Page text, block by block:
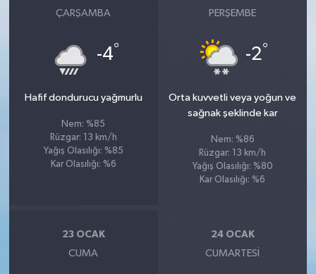
ÇARŞAMBA
-4°
Hafif dondurucu yağmurlu
Nem: %85
Rüzgar: 13 km/h
Yağış Olasılığı: %85
Kar Olasılığı: %6
PERŞEMBE
-2°
Orta kuvvetli veya yoğun ve
sağnak şeklinde kar
Nem: %86
Rüzgar: 13 km/h
Yağış Olasılığı: %80
Kar Olasılığı: %6
23 OCAK
CUMA
24 OCAK
CUMARTESI